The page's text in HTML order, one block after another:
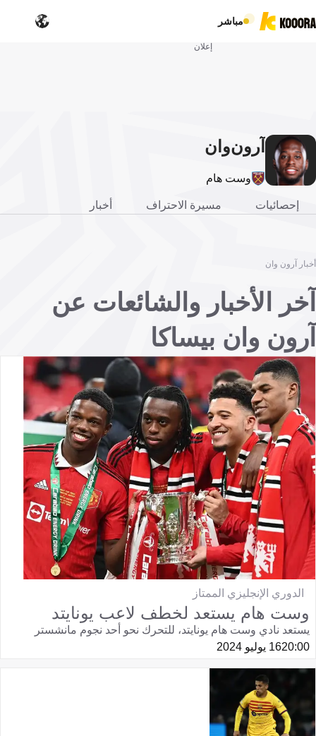
مباشر
إعلان
آرونوان
وست هام
إحصائيات مسيرة الاحتراف أخبار
أخبار آرون وان
آخر الأخبار والشائعات عن
آرون وان بيساكا
الدوري الإنجليزي الممتاز
وست هام يستعد لخطف لاعب يونايتد
يستعد نادي وست هام يونايتد، للتحرك نحو أحد نجوم مانشستر
20:0016 يوليو 2024